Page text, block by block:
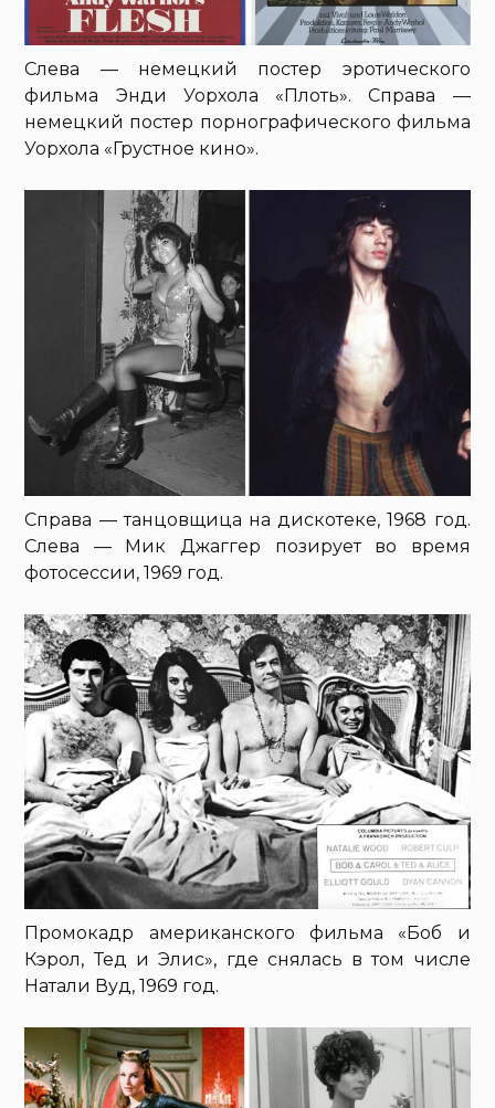
Слева — немецкий постер эротического
фильма Энди Уорхола «Плоть». Справа —
немецкий постер порнографического фильма
Уорхола «Грустное кино».
Справа — танцовщица на дискотеке, 1968 год.
Слева — Мик Джаггер позирует во время
фотосессии, 1969 год.
Промокадр американского фильма «Боб и
Кэрол, Тед и Элис», где снялась в том числе
Натали Вуд, 1969 год.